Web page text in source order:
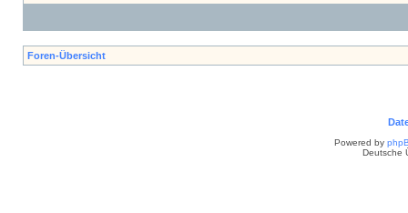
Foren-Übersicht
Powered by
Deutsche